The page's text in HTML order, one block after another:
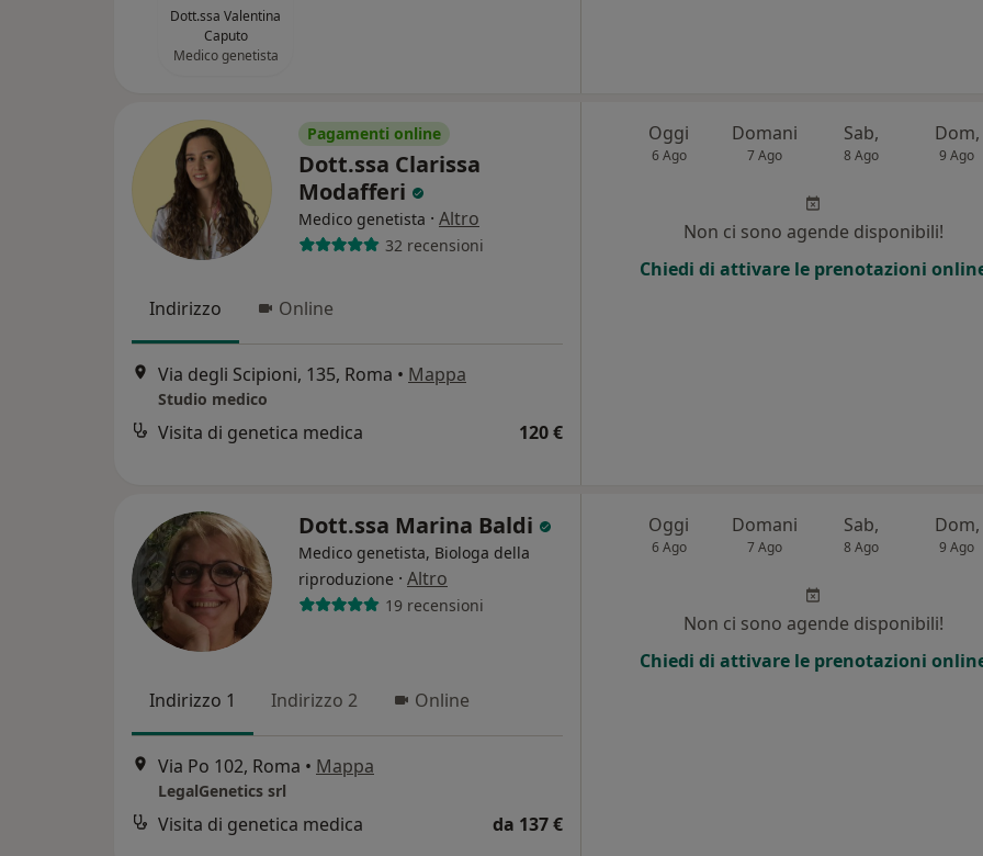
Dott.ssa Valentina
Caputo
Medico genetista
Pagamenti online
Dott.ssa Clarissa
Modafferi
Medico genetista · Altro
32 recensioni
Indirizzo Online
Via degli Scipioni, 135, Roma • Mappa
Studio medico
Visita di genetica medica 120 €
Oggi
6 Ago
Domani
7 Ago
Sab,
8 Ago
Dom,
9 Ago
Non ci sono agende disponibili!
Chiedi di attivare le prenotazioni
Dott.ssa Marina Baldi
Medico genetista, Biologa della
riproduzione · Altro
19 recensioni
Indirizzo 1 Indirizzo 2 Online
Via Po 102, Roma • Mappa
LegalGenetics srl
Visita di genetica medica da 137 €
Oggi
6 Ago
Domani
7 Ago
Sab,
8 Ago
Dom,
9 Ago
Non ci sono agende disponibili!
Chiedi di attivare le prenotazioni